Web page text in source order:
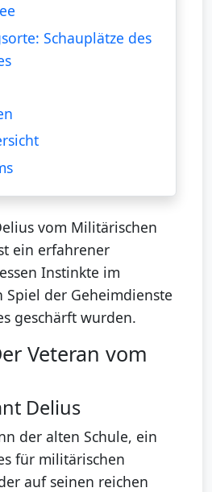
Schauplätze des
vom Militärischen
ein erfahrener
Instinkte im
der Geheimdienste
geschärft wurden.
Veteran vom
Delius
der alten Schule, ein
für militärischen
auf seinen reichen